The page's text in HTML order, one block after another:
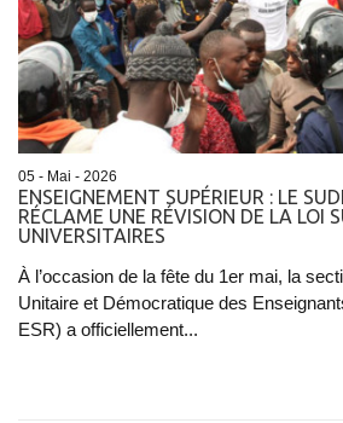
05 - Mai - 2026
ENSEIGNEMENT SUPÉRIEUR : LE
RÉCLAME UNE RÉVISION DE LA LOI
UNIVERSITAIRES
À l’occasion de la fête du 1er mai, la
Unitaire et Démocratique des
ESR) a officiellement...